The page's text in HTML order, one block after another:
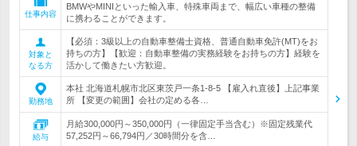
仕事内容
BMWやMINIといった輸入車、特殊車両まで、幅広い車種の整備
に携わることができます。
対象と
なる方
【必須：3級以上の自動車整備士資格、普通自動車免許(MT)をお
持ちの方】【歓迎：自動車整備の実務経験をお持ちの方】経験を
活かして働きたい方歓迎。
勤務地
本社 北海道札幌市北区東茨戸一条1-8-5 【雇入れ直後】上記事業
所 【変更の範囲】会社の定める各…
給与
月給300,000円～350,000円（一律固定手当含む）※固定残業代
57,252円～66,794円／30時間分を含…